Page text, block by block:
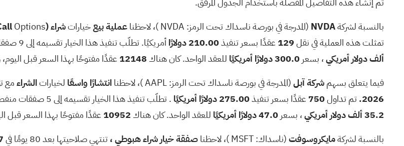
AMD يتصل حيادي 05/01/26
MU يتصل اكتساح حيادي 05/01/26
يتصل
أوركل يتصل اكتساح سبحة 05/15/26
إنف يضع تجارة حيادي 05/15/26
بالنسبة لشركةNVDA (المدرجة في بورصة ناسداك تحت الرمز: NVDA)، لاحظناعملية بيعخياراتشراء (CallOptions) ذات اتجاه
تمثلت هذه العملية في نقل129 عقدًا بسعر تنفيذ210.00 دولارًا أمريكيًا. تطلّب تنفيذ هذا الخيار تقسيمه إلى 9 صفقات منفصلة. بلغ إجمالي التكلفة التي تكبّدها الطرف (أو الأطراف) البائع
ألف دولار أمريكي، بسعر 300.0 دولارًا أمريكيًا للعقد الواحد. كان هناك 12148 عقدًا مفتوحًا بهذا السعر قبل
فيما يتعلق بسهمشركة آبل(المدرجة في بورصة ناسداك تحت الرمز:AAPL)، لاحظناانتشارًا واسعًا لخياراتالشراءمع
2026. تم تداول750 عقدًا بسعر تنفيذ275.00 دولارًا أمريكيًا
. تطلّب تنفيذ هذا الخيار تقسيمه إلى 5 صفقات منفصلة. بلغت التكلفة الإجمالية التي تكبّدها الطرف (أو الأطراف) المُصدرة للخيار
35.2 ألف دولار أمريكي
، بسعر 47.0 دولارًا أمريكيًا للعقد الواحد. كان هناك 10952 عقدًا مفتوحًا بهذا السعر قبل
بالنسبة لشركةمايكروسوفت(ناسداك:MSFT)، لاحظناصفقة خيار شراءهبوطي،تنتهي صلاحيتها بعد 80 يومًا في 17